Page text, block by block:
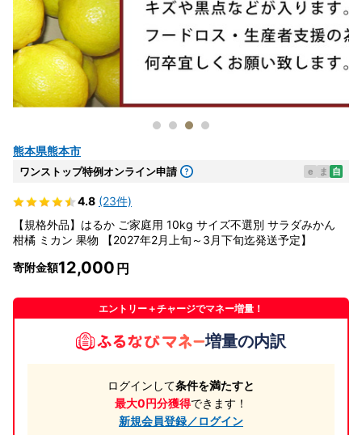
熊本県熊本市
ワンストップ特例オンライン申請 e ま 自
4.8 (23件)
【規格外品】はるか ご家庭用 10kg サイズ不選別 サラダみかん
柑橘 ミカン 果物 【2027年2月上旬～3月下旬迄発送予定】
寄附金額12,000
エントリー＋チャージでマネー増量！
増量の内訳
ログインして条件を満たすと
最大0円分獲得できます！
新規会員登録／ログイン